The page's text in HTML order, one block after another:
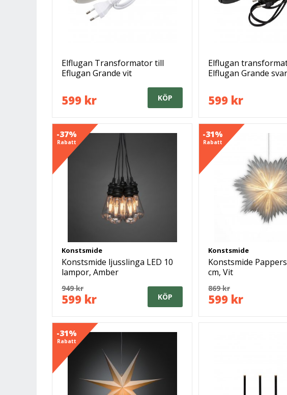
Elflugan Transformator till
Eflugan Grande vit
599 kr KÖP
Elflugan
Elflugan Grande
599 kr
-37%
Rabatt
Konstsmide
Konstsmide ljusslinga LED 10
lampor, Amber
949 kr
599 kr KÖP
-31%
Rabatt
Konstsmide
Konstsmide
cm, Vit
869 kr
599 kr
-31%
Rabatt